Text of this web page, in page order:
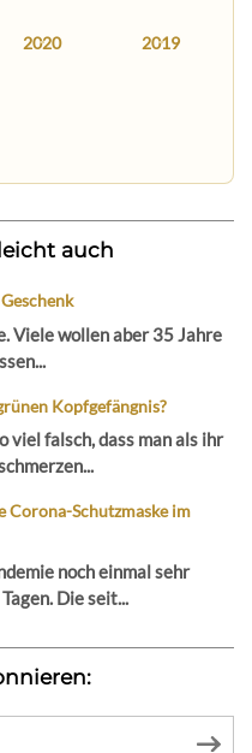
2020 2019
auch
Viele wollen aber 35 Jahre
Kopfgefängnis?
viel falsch, dass man als ihr
Corona-Schutzmaske im
noch einmal sehr
Die seit...